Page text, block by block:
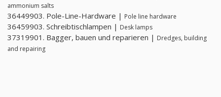
ammonium salts
36449903. Pole-Line-Hardware | Pole line hardware
36459903. Schreibtischlampen | Desk lamps
37319901. Bagger, bauen und reparieren | Dredges, building
and repairing